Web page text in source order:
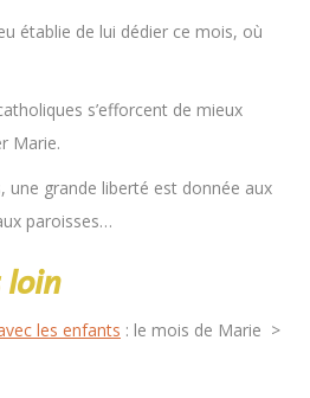
établie de lui dédier ce mois, où
s’efforcent de mieux
Marie.
une grande liberté est donnée aux
paroisses…
loin
les enfants : le mois de Marie >